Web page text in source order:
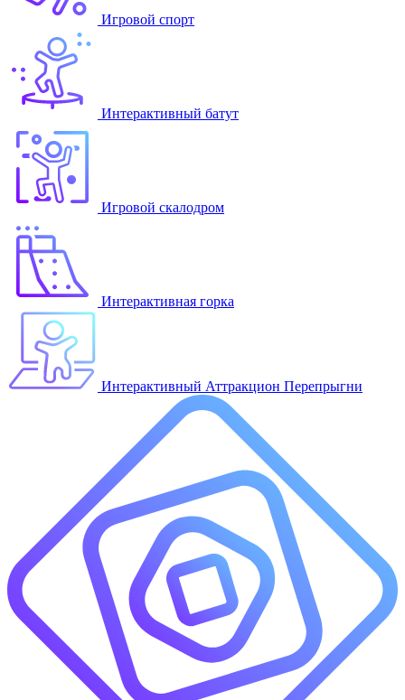
Игровой спорт
Интерактивный батут
Игровой скалодром
Интерактивная горка
Интерактивный Аттракцион Перепрыгни